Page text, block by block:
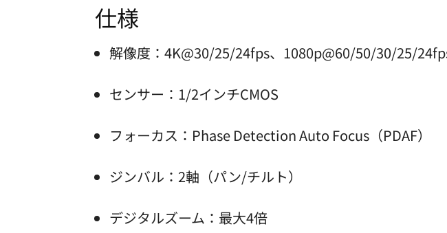
仕様
解像度：4K@30/25/24fps、1080p@60/50/30/25/
センサー：1/2インチCMOS
フォーカス：Phase Detection Auto Focus（PDAF）
ジンバル：2軸（パン/チルト）
デジタルズーム：最大4倍